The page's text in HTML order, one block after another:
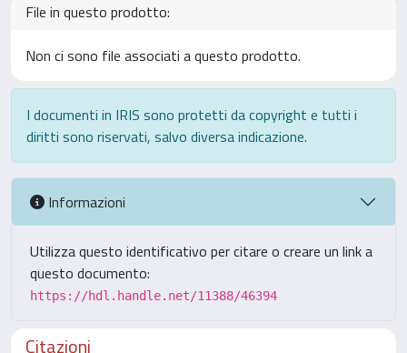
File in questo prodotto:
Non ci sono file associati a questo prodotto.
I documenti in IRIS sono protetti da copyright e tutti i
diritti sono riservati, salvo diversa indicazione.
Informazioni
Utilizza questo identificativo per citare o creare un link a
questo documento:
https://hdl.handle.net/11388/46394
Citazioni